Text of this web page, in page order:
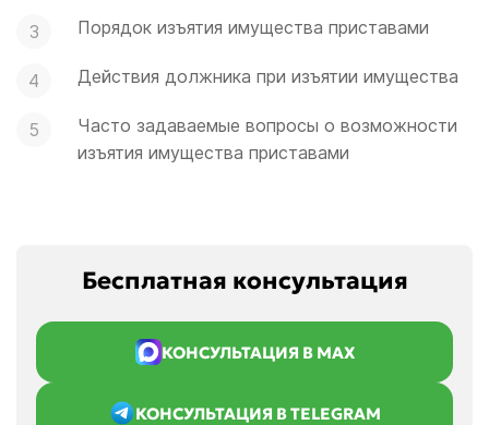
Порядок изъятия имущества приставами
Действия должника при изъятии имущества
Часто задаваемые вопросы о возможности
изъятия имущества приставами
Бесплатная консультация
КОНСУЛЬТАЦИЯ В MAX
КОНСУЛЬТАЦИЯ В TELEGRAM